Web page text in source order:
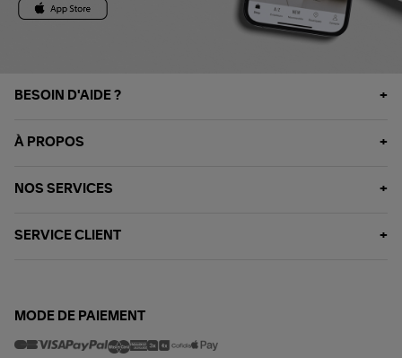
BESOIN D'AIDE ?
À PROPOS
NOS SERVICES
SERVICE CLIENT
MODE DE PAIEMENT